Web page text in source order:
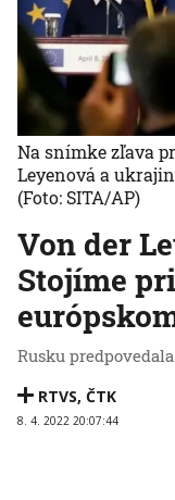
Von der
Stojíme
Rusku
RTVS, ČTK
8. 4. 2022 20:07:44
Na snímke zľava
Leyenová a
(Foto: SITA/AP)